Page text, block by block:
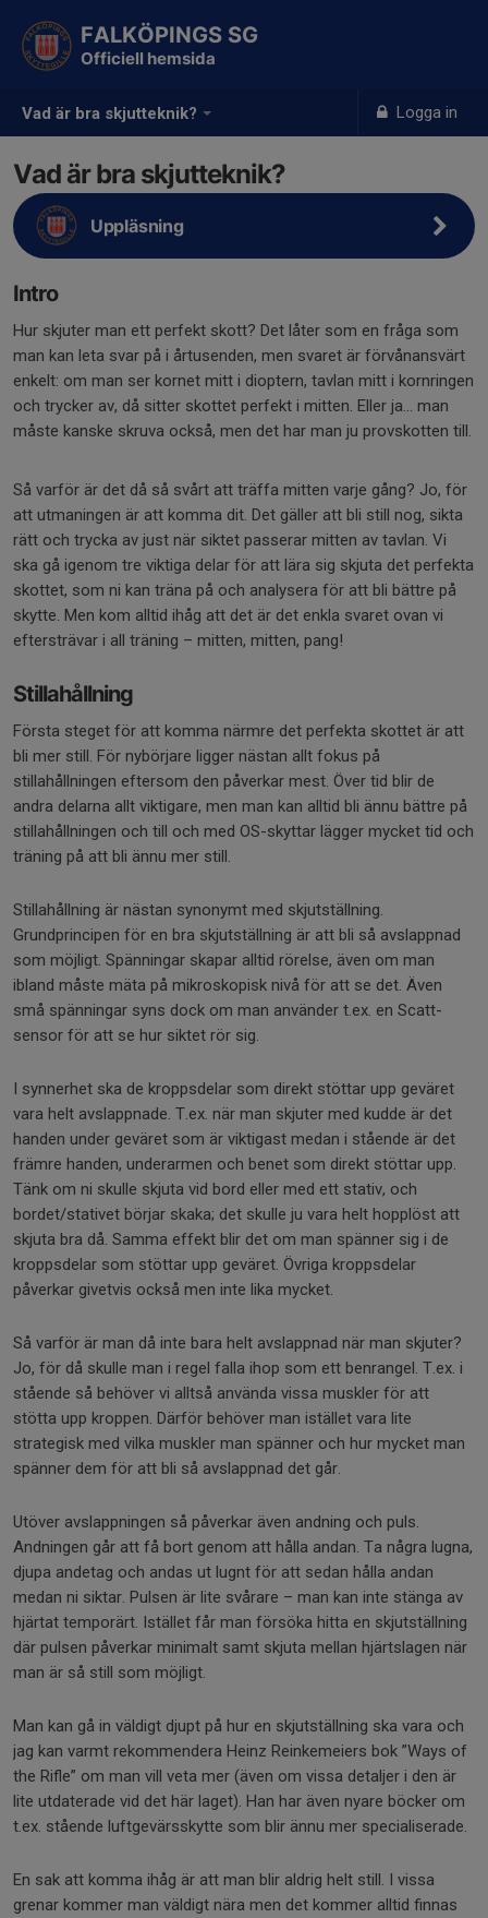
Vad är bra skjutteknik? Logga in
FALKÖPINGS SG
Officiell hemsida
Vad är bra skjutteknik?
Uppläsning
Intro
Hur skjuter man ett perfekt skott? Det låter som en fråga som
man kan leta svar på i årtusenden, men svaret är förvånansvärt
enkelt: om man ser kornet mitt i dioptern, tavlan mitt i kornringen
och trycker av, då sitter skottet perfekt i mitten. Eller ja... man
måste kanske skruva också, men det har man ju provskotten till.
Så varför är det då så svårt att träffa mitten varje gång? Jo, för
att utmaningen är att komma dit. Det gäller att bli still nog, sikta
rätt och trycka av just när siktet passerar mitten av tavlan. Vi
ska gå igenom tre viktiga delar för att lära sig skjuta det perfekta
skottet, som ni kan träna på och analysera för att bli bättre på
skytte. Men kom alltid ihåg att det är det enkla svaret ovan vi
eftersträvar i all träning – mitten, mitten, pang!
Stillahållning
Första steget för att komma närmre det perfekta skottet är att
bli mer still. För nybörjare ligger nästan allt fokus på
stillahållningen eftersom den påverkar mest. Över tid blir de
andra delarna allt viktigare, men man kan alltid bli ännu bättre på
stillahållningen och till och med OS-skyttar lägger mycket tid och
träning på att bli ännu mer still.
Stillahållning är nästan synonymt med skjutställning.
Grundprincipen för en bra skjutställning är att bli så avslappnad
som möjligt. Spänningar skapar alltid rörelse, även om man
ibland måste mäta på mikroskopisk nivå för att se det. Även
små spänningar syns dock om man använder t.ex. en Scatt-
sensor för att se hur siktet rör sig.
I synnerhet ska de kroppsdelar som direkt stöttar upp geväret
vara helt avslappnade. T.ex. när man skjuter med kudde är det
handen under geväret som är viktigast medan i stående är det
främre handen, underarmen och benet som direkt stöttar upp.
Tänk om ni skulle skjuta vid bord eller med ett stativ, och
bordet/stativet börjar skaka; det skulle ju vara helt hopplöst att
skjuta bra då. Samma effekt blir det om man spänner sig i de
kroppsdelar som stöttar upp geväret. Övriga kroppsdelar
påverkar givetvis också men inte lika mycket.
Så varför är man då inte bara helt avslappnad när man skjuter?
Jo, för då skulle man i regel falla ihop som ett benrangel. T.ex. i
stående så behöver vi alltså använda vissa muskler för att
stötta upp kroppen. Därför behöver man istället vara lite
strategisk med vilka muskler man spänner och hur mycket man
spänner dem för att bli så avslappnad det går.
Utöver avslappningen så påverkar även andning och puls.
Andningen går att få bort genom att hålla andan. Ta några lugna,
djupa andetag och andas ut lugnt för att sedan hålla andan
medan ni siktar. Pulsen är lite svårare – man kan inte stänga av
hjärtat temporärt. Istället får man försöka hitta en skjutställning
där pulsen påverkar minimalt samt skjuta mellan hjärtslagen när
man är så still som möjligt.
Man kan gå in väldigt djupt på hur en skjutställning ska vara och
jag kan varmt rekommendera Heinz Reinkemeiers bok ”Ways of
the Rifle” om man vill veta mer (även om vissa detaljer i den är
lite utdaterade vid det här laget). Han har även nyare böcker om
t.ex. stående luftgevärsskytte som blir ännu mer specialiserade.
En sak att komma ihåg är att man blir aldrig helt still. I vissa
grenar kommer man väldigt nära men det kommer alltid finnas